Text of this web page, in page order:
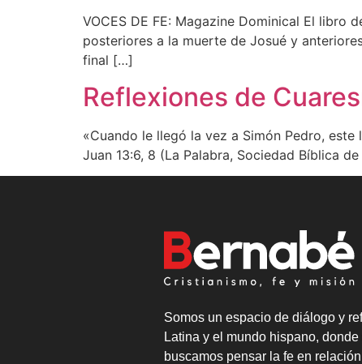
VOCES DE FE: Magazine Dominical El libro
posteriores a la muerte de Josué y
final […]
Reflexiones de
«Cuando le llegó la vez a Simón Pedro,
Juan 13:6, 8 (La Palabra, Sociedad Bíblica
Somos un espacio de diálogo y
Latina y el mundo hispano,
buscamos pensar la fe en